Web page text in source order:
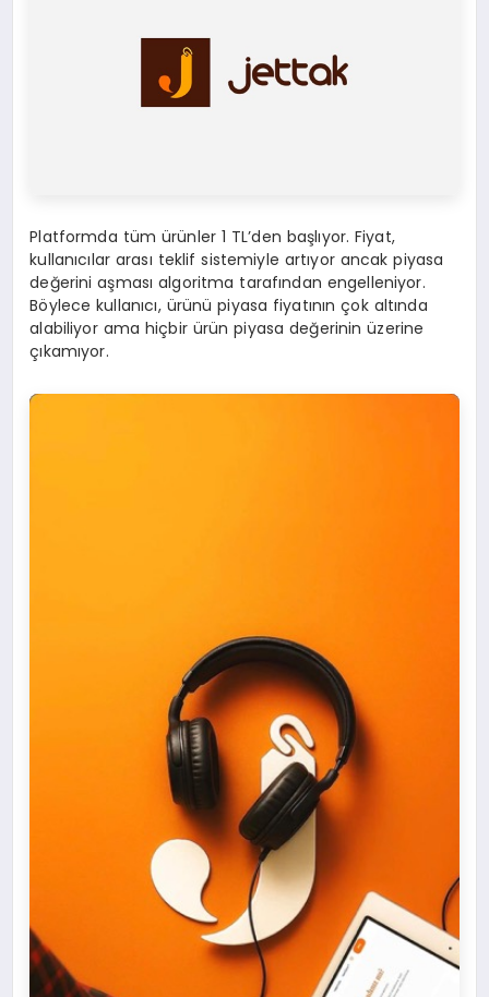
Platformda tüm ürünler 1 TL’den başlıyor. Fiyat,
kullanıcılar arası teklif sistemiyle artıyor ancak piyasa
değerini aşması algoritma tarafından engelleniyor.
Böylece kullanıcı, ürünü piyasa fiyatının çok altında
alabiliyor ama hiçbir ürün piyasa değerinin üzerine
çıkamıyor.